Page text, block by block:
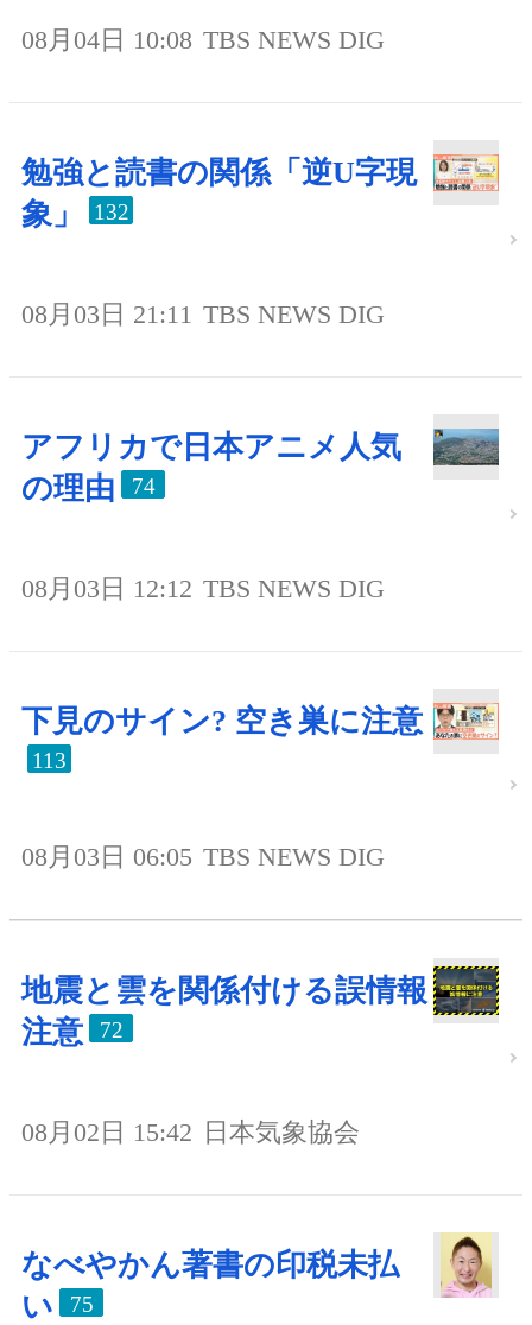
08月04日 10:08 TBS NEWS DIG
勉強と読書の関係「逆U字現
象」
132
08月03日 21:11 TBS NEWS DIG
アフリカで日本アニメ人気
の理由
74
08月03日 12:12 TBS NEWS DIG
下見のサイン? 空き巣に注意
113
08月03日 06:05 TBS NEWS DIG
地震と雲を関係付ける誤情報
注意
72
08月02日 15:42 日本気象協会
なべやかん著書の印税未払
い
75